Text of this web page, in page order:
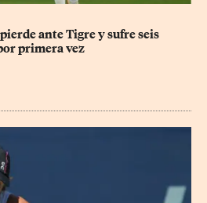
ante Tigre y sufre seis
primera vez